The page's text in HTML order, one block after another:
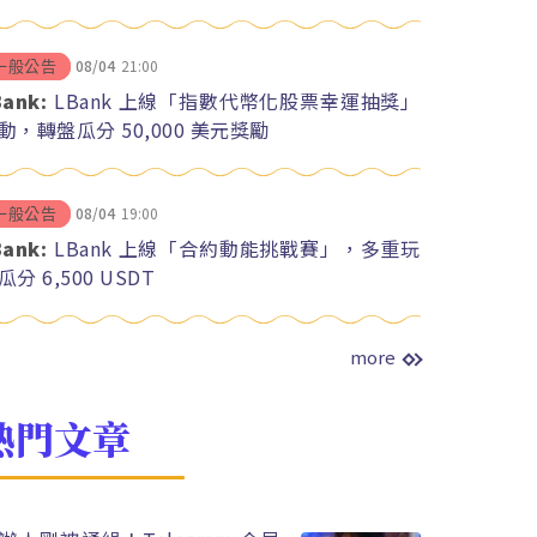
般公告 08/04 21:00
LBank 上線「指數代幣化股票幸運抽獎」
，轉盤瓜分 50,000 美元獎勵
般公告 08/04 19:00
LBank 上線「合約動能挑戰賽」，多重玩
分 6,500 USDT
more
門文章